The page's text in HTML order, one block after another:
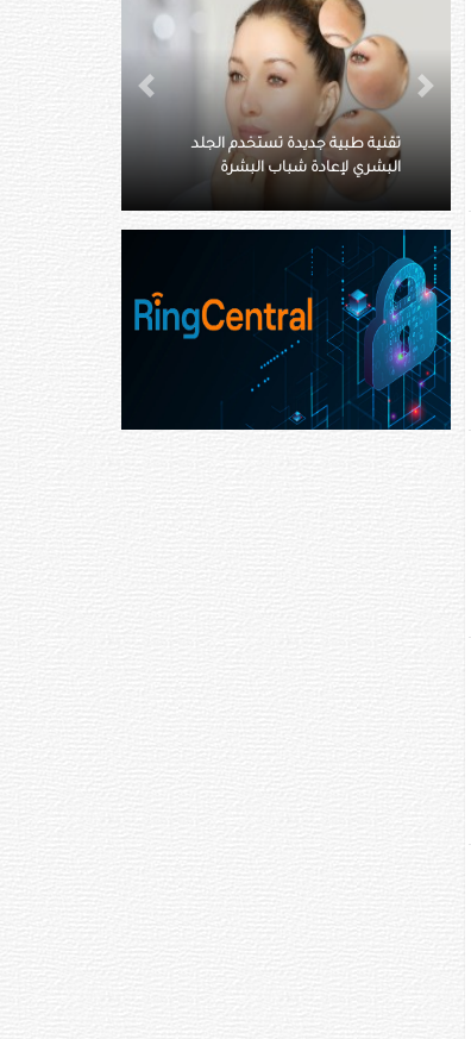
التاريخ العائلي قد يزيد خطر الإصابة
بسرطان الثدي رغم "سلبية" اختبار
جيني
Previous
Next